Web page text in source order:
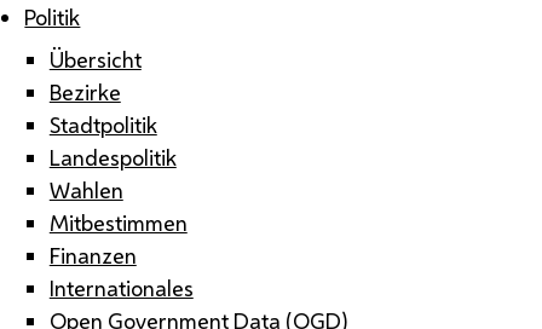
Politik
Übersicht
Bezirke
Stadtpolitik
Landespolitik
Wahlen
Mitbestimmen
Finanzen
Internationales
Open Government Data (OGD)